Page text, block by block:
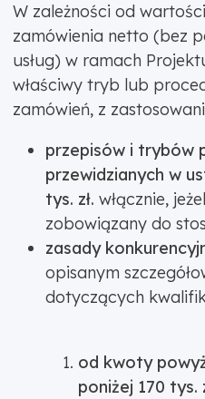
W zależności od
zamówienia netto (bez
usług) w ramach
właściwy tryb lub
zamówień, z
przepisów i trybów
przewidzianych w
tys. zł. włącznie,
zobowiązany do
zasady
opisanym
dotyczących
od kwoty
poniżej 170 tys.